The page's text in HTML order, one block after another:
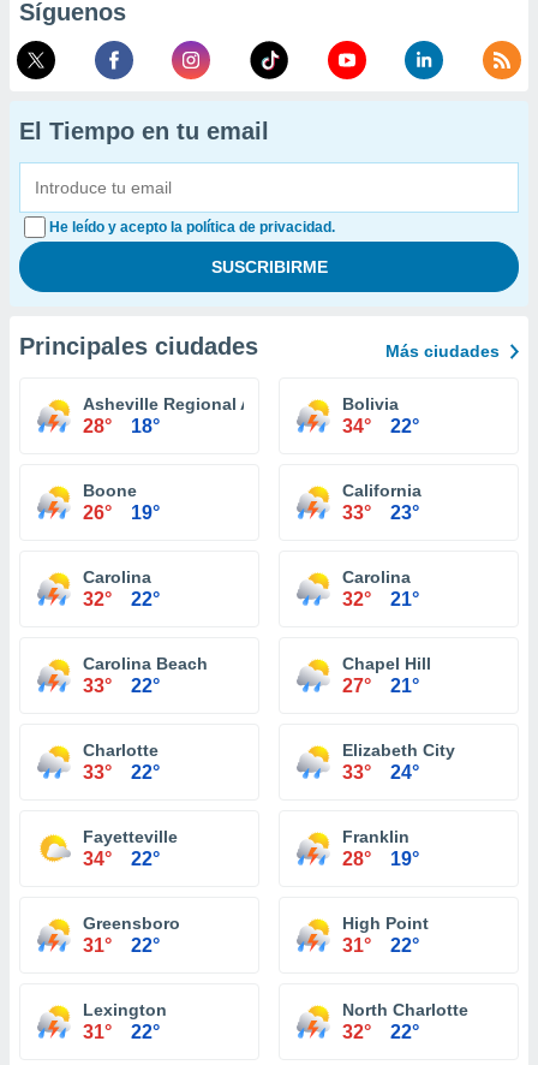
Síguenos
El Tiempo en tu email
He leído y acepto la política de privacidad.
Principales ciudades Más ciudades
Asheville Regional Airport
28° 18°
Bolivia
34° 22°
Boone
26° 19°
California
33° 23°
Carolina
32° 22°
Carolina
32° 21°
Carolina Beach
33° 22°
Chapel Hill
27° 21°
Charlotte
33° 22°
Elizabeth City
33° 24°
Fayetteville
34° 22°
Franklin
28° 19°
Greensboro
31° 22°
High Point
31° 22°
Lexington
31° 22°
North Charlotte
32° 22°